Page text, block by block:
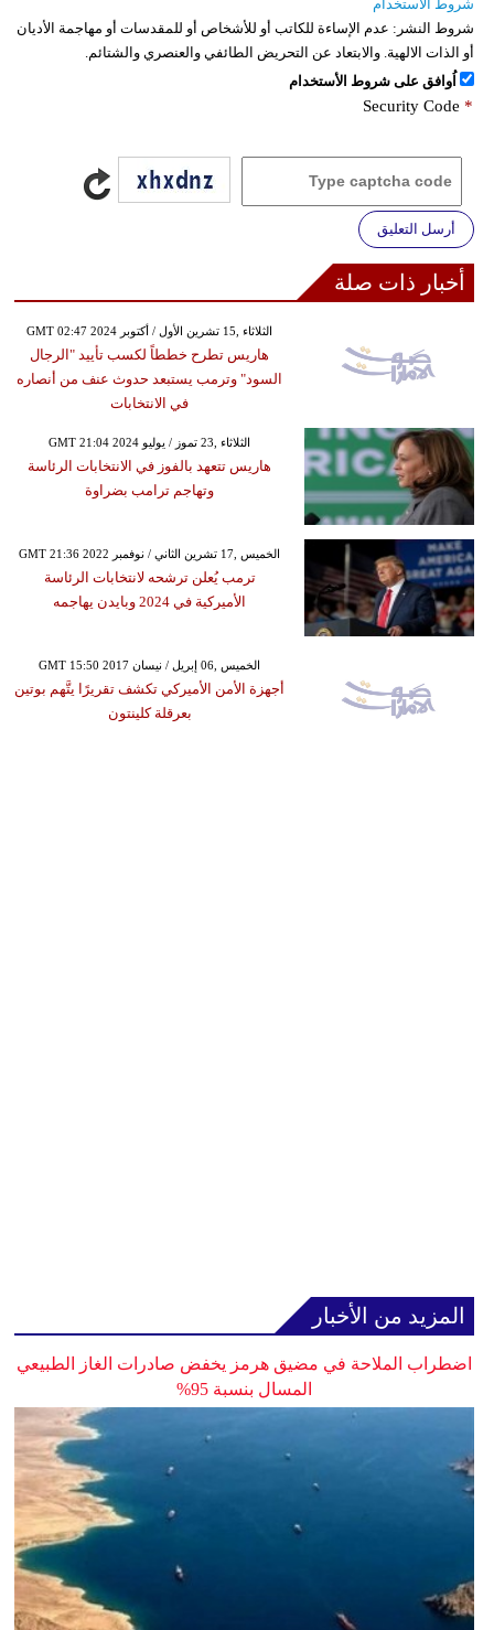
شروط الاستخدام
شروط النشر: عدم الإساءة للكاتب أو للأشخاص أو للمقدسات أو مهاجمة الأديان
أو الذات الالهية. والابتعاد عن التحريض الطائفي والعنصري والشتائم.
اُوافق على شروط الأستخدام
Security Code *
أرسل التعليق
أخبار ذات صلة
GMT 02:47 2024 الثلاثاء ,15 تشرين الأول / أكتوبر
هاريس تطرح خططاً لكسب تأييد "الرجال
السود" وترمب يستبعد حدوث عنف من أنصاره
في الانتخابات
GMT 21:04 2024 الثلاثاء ,23 تموز / يوليو
هاريس تتعهد بالفوز في الانتخابات الرئاسة
وتهاجم ترامب بضراوة
GMT 21:36 2022 الخميس ,17 تشرين الثاني / نوفمبر
ترمب يُعلن ترشحه لانتخابات الرئاسة
الأميركية في 2024 وبايدن يهاجمه
GMT 15:50 2017 الخميس ,06 إبريل / نيسان
أجهزة الأمن الأميركي تكشف تقريرًا يتَّهم بوتين
بعرقلة كلينتون
المزيد من الأخبار
اضطراب الملاحة في مضيق هرمز يخفض صادرات الغاز الطبيعي
المسال بنسبة 95%